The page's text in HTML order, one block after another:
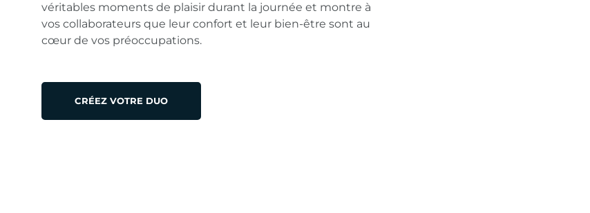
véritables moments de plaisir durant la journée et montre à
vos collaborateurs que leur confort et leur bien-être sont au
cœur de vos préoccupations.
CRÉEZ VOTRE DUO